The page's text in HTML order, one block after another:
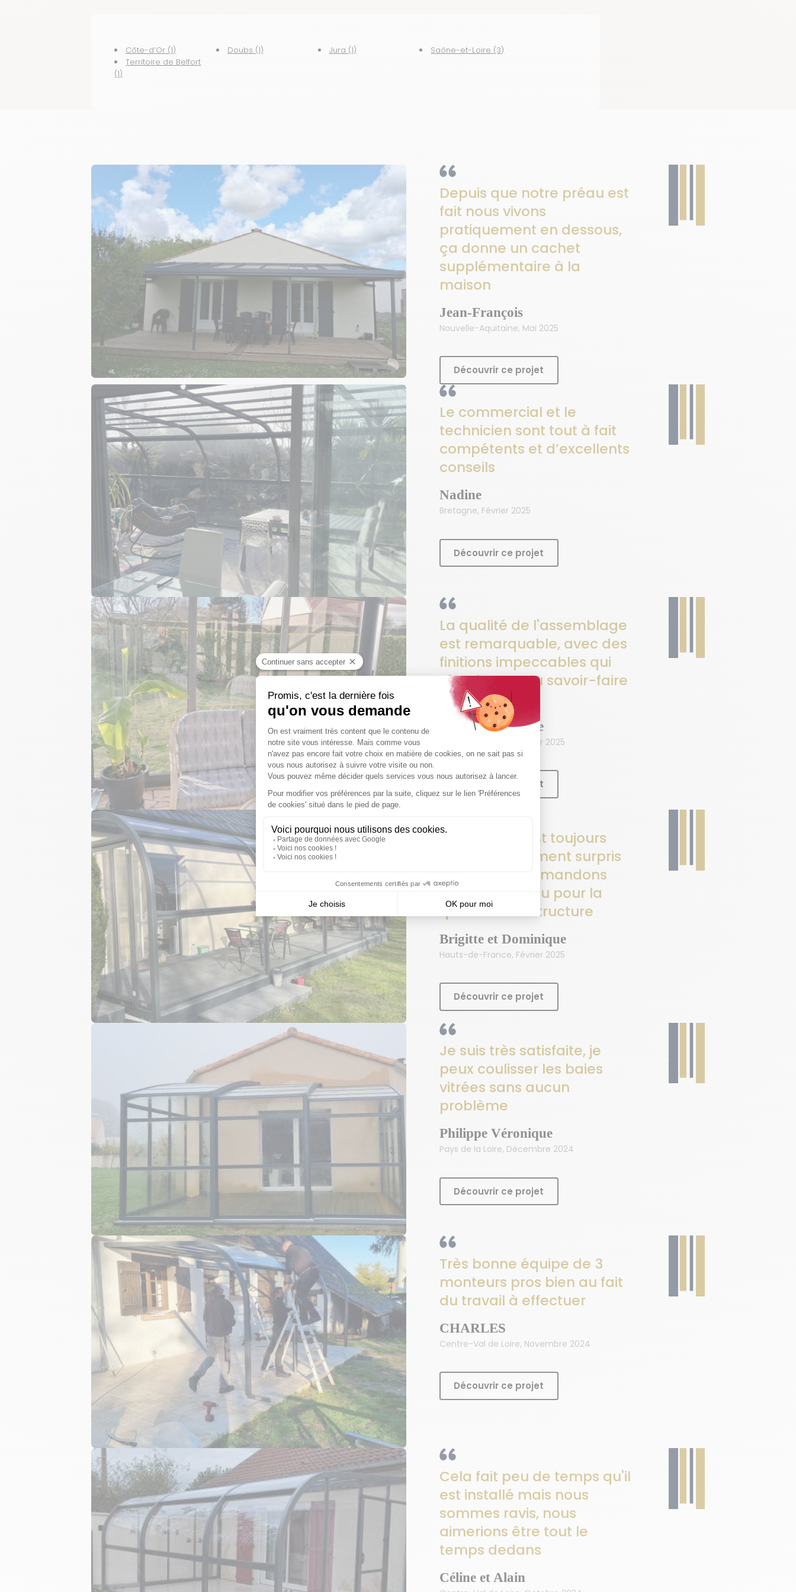
Côte-d’Or (1) Doubs (1) Jura (1)
Saône-et-Loire (3)
Territoire de Belfort
(1)
Depuis que notre préau est
fait nous vivons
pratiquement en dessous,
ça donne un cachet
supplémentaire à la
maison
Jean-François
Nouvelle-Aquitaine, Mai 2025
Découvrir ce projet
Le commercial et le
technicien sont tout à fait
compétents et d’excellents
conseils
Nadine
Bretagne, Février 2025
Découvrir ce projet
La qualité de l'assemblage
est remarquable, avec des
finitions impeccables qui
témoignent du savoir-faire
de l'entreprise
Gilbert et Maryse
Hauts-de-France, Février 2025
Découvrir ce projet
Nos invités sont toujours
très agréablement surpris
et nous recommandons
Gustave Rideau pour la
qualité de la structure
Brigitte et Dominique
Hauts-de-France, Février 2025
Découvrir ce projet
Je suis très satisfaite, je
peux coulisser les baies
vitrées sans aucun
problème
Philippe Véronique
Pays de la Loire, Décembre 2024
Découvrir ce projet
Très bonne équipe de 3
monteurs pros bien au fait
du travail à effectuer
CHARLES
Centre-Val de Loire, Novembre 2024
Découvrir ce projet
Cela fait peu de temps qu'il
est installé mais nous
sommes ravis, nous
aimerions être tout le
temps dedans
Céline et Alain